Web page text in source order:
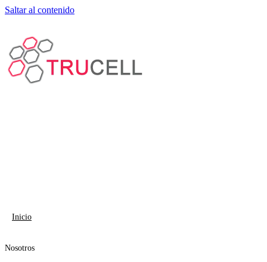
Saltar al contenido
Inicio
Nosotros